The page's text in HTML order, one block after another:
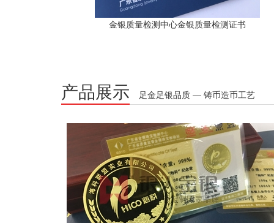
金银质量检测中心金银质量检测证书
产品展示 足金足银品质 — 铸币造币工艺